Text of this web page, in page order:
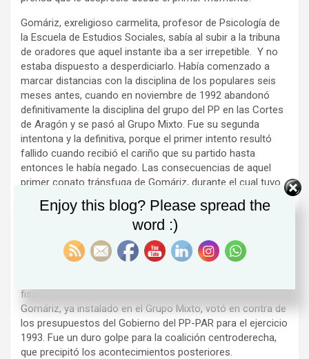
Gomáriz, exreligioso carmelita, profesor de Psicología de
la Escuela de Estudios Sociales, sabía al subir a la tribuna
de oradores que aquel instante iba a ser irrepetible. Y no
estaba dispuesto a desperdiciarlo. Había comenzado a
marcar distancias con la disciplina de los populares seis
meses antes, cuando en noviembre de 1992 abandonó
definitivamente la disciplina del grupo del PP en las Cortes
de Aragón y se pasó al Grupo Mixto. Fue su segunda
intentona y la definitiva, porque el primer intento resultó
fallido cuando recibió el cariño que su partido hasta
entonces le había negado. Las consecuencias de aquel
primer conato tránsfuga de Gomáriz, durante el cual tuvo
tiempo de coquetear con el Partido Aragonés
Independiente, un partido de orígenes nada claros, fueron
minimizadas por la coalición gobernante. Pero dejó ver una
vía de agua en la hasta entonces sólida mayoría de 34
diputados del Gobierno PAR-PP.
fisura que se agrandó de forma descomunal cuando
Gomáriz, ya instalado en el Grupo Mixto, votó en contra de
los presupuestos del Gobierno del PP-PAR para el ejercicio
1993. Fue un duro golpe para la coalición centroderecha,
que precipitó los acontecimientos posteriores.
Enjoy this blog? Please spread the
word :)